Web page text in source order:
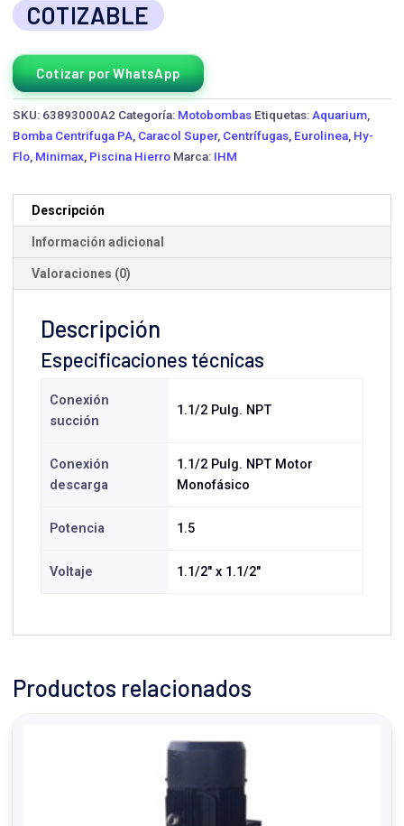
COTIZABLE
Cotizar por WhatsApp
SKU: 63893000A2 Categoría: Motobombas Etiquetas: Aquarium
Bomba Centrifuga PA Caracol Super, Centrífugas Eurolinea Hy-
Flo Minimax Piscina Hierro Marca: IHM
Descripción
Información adicional
Valoraciones (0)
Descripción
Especificaciones técnicas
Conexión
succión
1.1/2 Pulg. NPT
Conexión
descarga
1.1/2 Pulg. NPT Motor
Monofásico
Potencia 1.5
Voltaje 1.1/2" x 1.1/2"
Productos relacionados